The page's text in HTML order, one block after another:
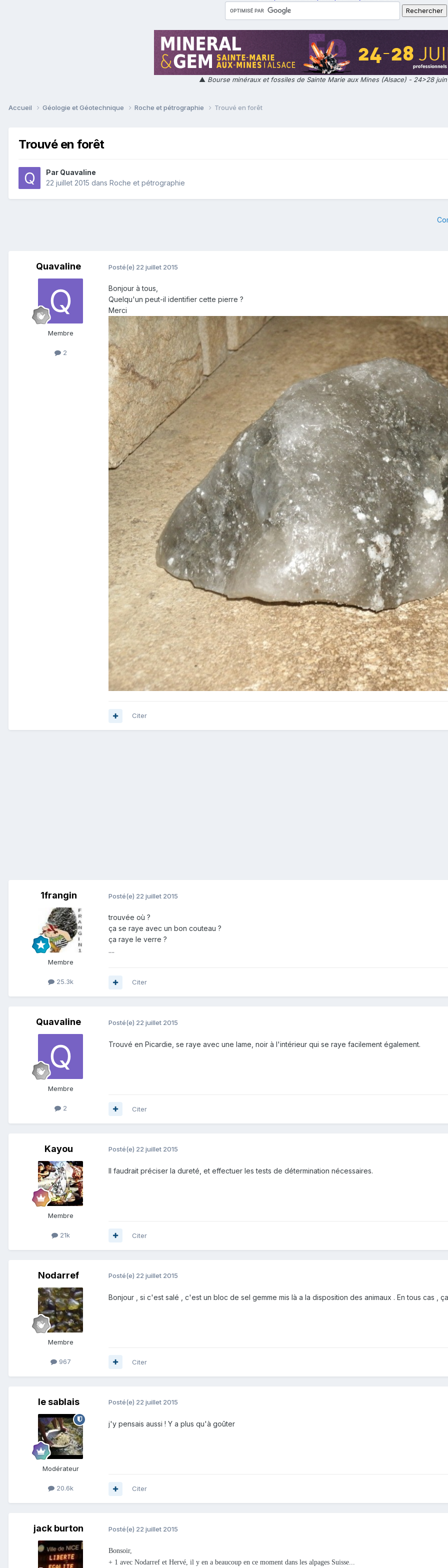
▲ Bourse minéraux et fossiles de Sainte Marie aux Mines (Alsace) - 24>28
Accueil Géologie et Géotechnique Roche et pétrographie Trouvé en forêt
Trouvé en forêt
Par Quavaline
22 juillet 2015 dans Roche et pétrographie
Quavaline
Membre
2
Posté(e) 22 juillet 2015
Bonjour à tous,
Quelqu'un peut-il identifier cette pierre ?
Merci
Citer
1frangin
Membre
25.3k
Posté(e) 22 juillet 2015
trouvée où ?
ça se raye avec un bon couteau ?
ça raye le verre ?
....
Citer
Quavaline
Membre
2
Posté(e) 22 juillet 2015
Trouvé en Picardie, se raye avec une lame, noir à l'intérieur qui se raye facilement également.
Citer
Kayou
Membre
21k
Posté(e) 22 juillet 2015
Il faudrait préciser la dureté, et effectuer les tests de détermination nécessaires.
Citer
Nodarref
Membre
967
Posté(e) 22 juillet 2015
Bonjour , si c'est salé , c'est un bloc de sel gemme mis là a la disposition des animaux . En tous cas ,
Citer
le sablais
Modérateur
20.6k
Posté(e) 22 juillet 2015
j'y pensais aussi ! Y a plus qu'à goûter
Citer
jack burton Posté(e) 22 juillet 2015
Bonsoir,
+ 1 avec Nodarref et Hervé, il y en a beaucoup en ce moment dans les alpages Suisse...